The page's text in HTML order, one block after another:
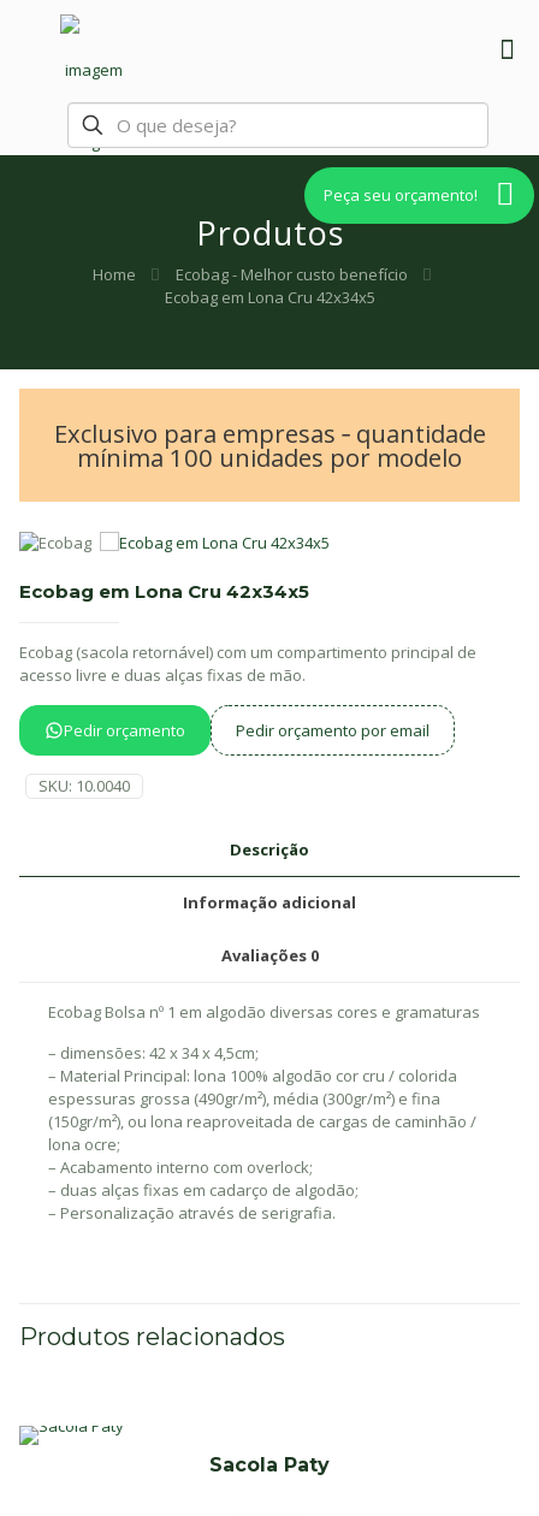
Produtos
Peça seu orçamento!
Home
Ecobag - Melhor custo benefício
Ecobag em Lona Cru 42x34x5
Exclusivo para empresas ‐ quantidade
mínima 100 unidades por modelo
Ecobag em Lona Cru 42x34x5
Ecobag (sacola retornável) com um compartimento principal de
acesso livre e duas alças fixas de mão.
Pedir orçamento Pedir orçamento por email
SKU: 10.0040
Descrição
Informação adicional
Avaliações 0
Ecobag Bolsa nº 1 em algodão diversas cores e gramaturas
– dimensões: 42 x 34 x 4,5cm;
– Material Principal: lona 100% algodão cor cru / colorida
espessuras grossa (490gr/m²), média (300gr/m²) e fina
(150gr/m²), ou lona reaproveitada de cargas de caminhão /
lona ocre;
– Acabamento interno com overlock;
– duas alças fixas em cadarço de algodão;
– Personalização através de serigrafia.
Produtos relacionados
Sacola Paty